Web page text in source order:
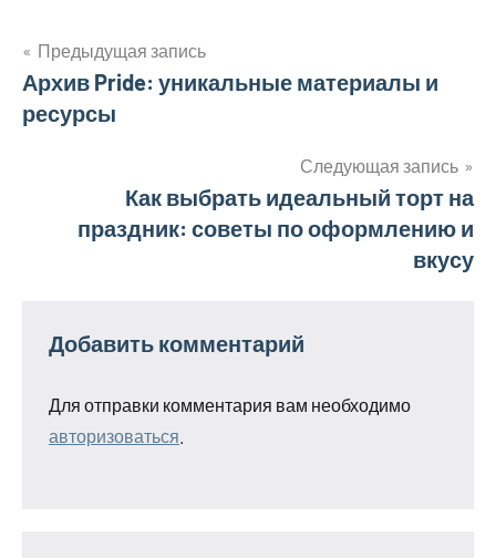
Навигация
по
Предыдущая запись
Архив Pride: уникальные материалы и
ресурсы
Следующая запись
Как выбрать идеальный торт на
праздник: советы по оформлению и
вкусу
Добавить комментарий
Для отправки комментария вам необходимо
авторизоваться